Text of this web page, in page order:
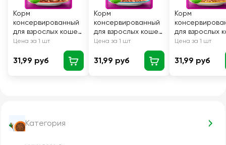
Категория
Корм
консервированный
для взрослых кошек
WHISKAS рагу с
ягненком, 75г
Цена за 1 шт
31,99 руб
Корм
консервированный
для взрослых кошек
WHISKAS желе с
Цена за 1 шт
31,99 руб
Корм
для взрослых
WHISKAS желе
Цена за 1 шт
31,99 руб